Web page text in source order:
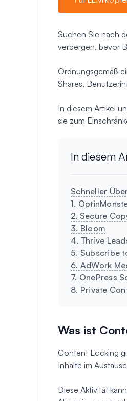
Suchen Sie nach
verbergen, bevor
Ordnungsgemäß
Shares,
In diesem Artikel
sie zum
In diesem
Schneller
1.
2. Secure
3. Bloom
4. Thrive
5. Subscribe
6. AdWork
7. OnePress
8. Private
Was ist
Content Locking
Inhalte im
Diese Aktivität